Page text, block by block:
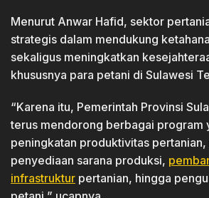
Menurut Anwar Hafid, sektor
strategis dalam mendukung
sekaligus meningkatkan
khususnya para petani di Sulawesi
“Karena itu, Pemerintah Provinsi
terus mendorong berbagai program
peningkatan produktivitas pertanian,
penyediaan sarana produksi,
infrastruktur pertanian, hingga